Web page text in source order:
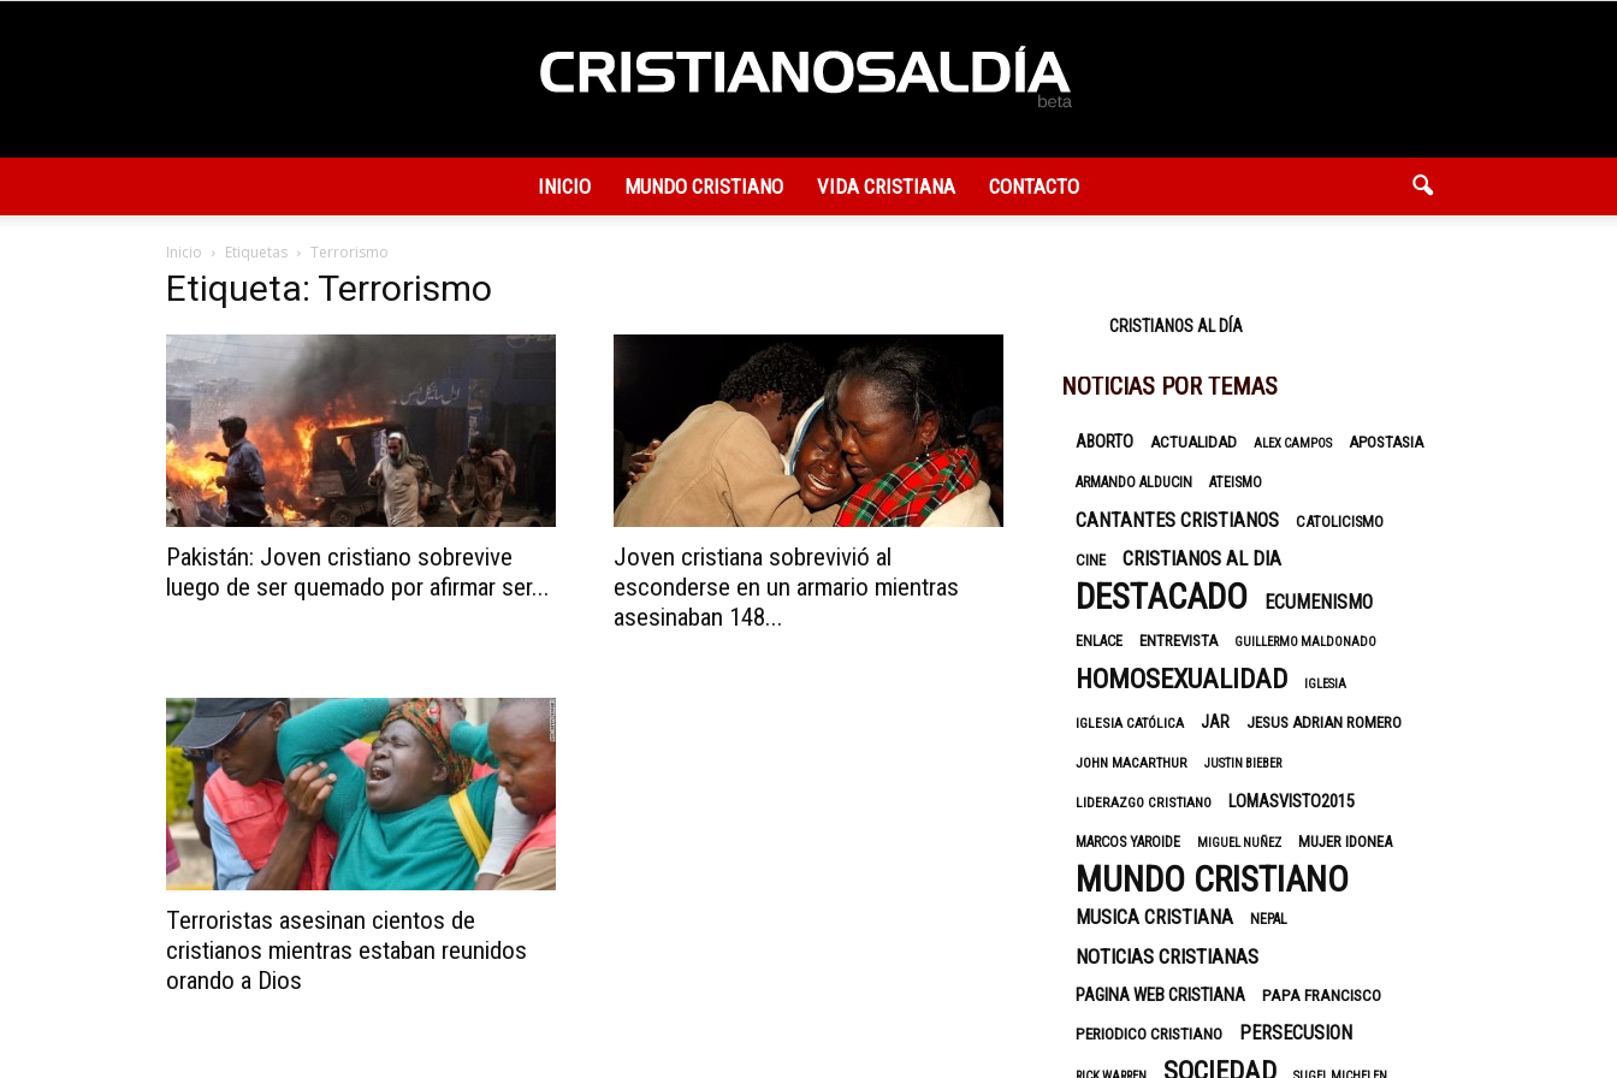
Actualidad
Cristiana
INICIO MUNDO CRISTIANO VIDA CRISTIANA CONTACTO
Inicio Etiquetas Terrorismo
Etiqueta: Terrorismo
Pakistán: Joven cristiano sobrevive
luego de ser quemado por afirmar ser...
Joven cristiana sobrevivió al
esconderse en un armario mientras
asesinaban 148...
Terroristas asesinan cientos de
cristianos mientras estaban reunidos
orando a Dios
CRISTIANOS AL DÍA
NOTICIAS POR TEMAS
ABORTO ACTUALIDAD ALEX CAMPOS APOSTASIA
ARMANDO ALDUCIN ATEISMO
CANTANTES CRISTIANOS CATOLICISMO
CINE CRISTIANOS AL DIA
DESTACADO ECUMENISMO
ENLACE ENTREVISTA GUILLERMO MALDONADO
HOMOSEXUALIDAD IGLESIA
IGLESIA CATÓLICA JAR JESUS ADRIAN ROMERO
JOHN MACARTHUR JUSTIN BIEBER
LIDERAZGO CRISTIANO LOMASVISTO2015
MARCOS YAROIDE MIGUEL NUÑEZ MUJER IDONEA
MUNDO CRISTIANO
MUSICA CRISTIANA NEPAL
NOTICIAS CRISTIANAS
PAGINA WEB CRISTIANA
PAPA FRANCISCO
PERIODICO CRISTIANO
PERSECUSION
SOCIEDAD